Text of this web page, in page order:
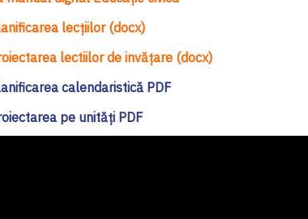
lecțiilor (docx)
lectiilor de invățare (docx)
calendaristică PDF
pe unități PDF